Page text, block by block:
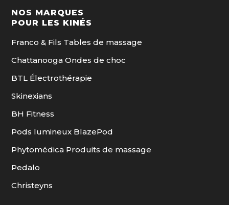
NOS MARQUES
POUR LES KINÉS
Franco & Fils Tables de massage
Chattanooga Ondes de choc
BTL Électrothérapie
Skinexians
BH Fitness
Pods lumineux BlazePod
Phytomédica Produits de massage
Pedalo
Christeyns